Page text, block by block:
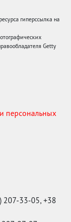
гиперссылка на
Getty
персональных
207-33-05, +38